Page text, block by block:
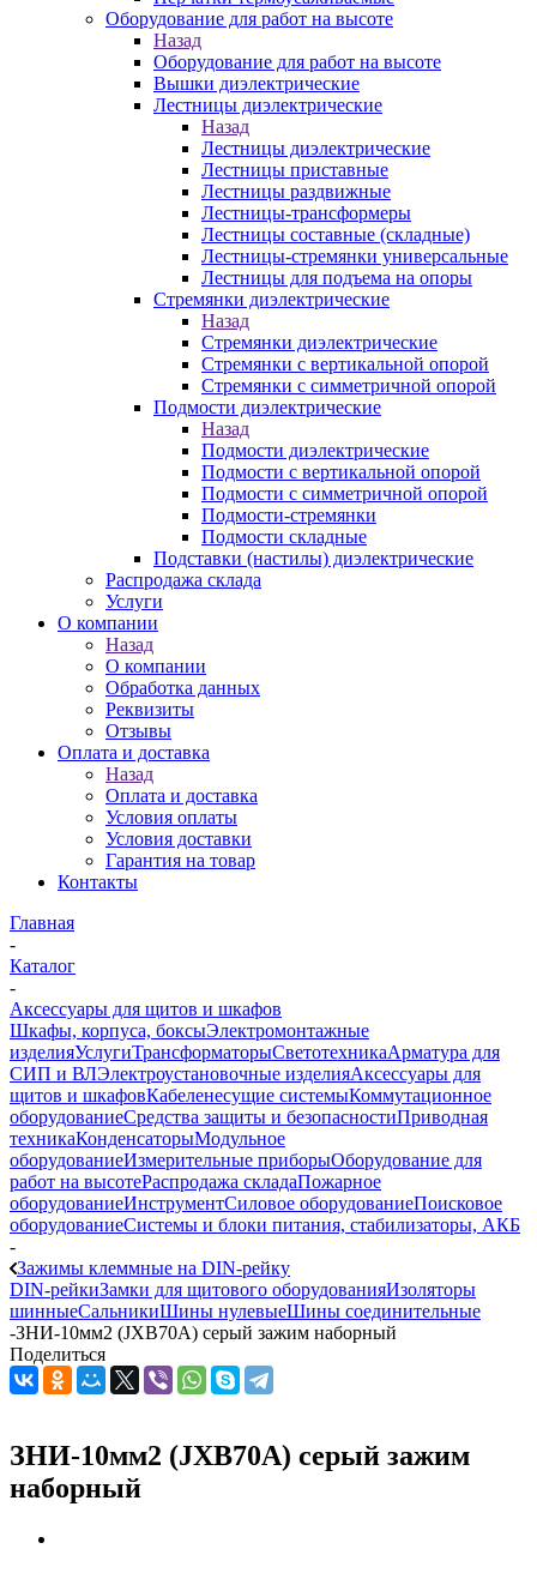
Оборудование для работ на высоте
Назад
Оборудование для работ на высоте
Вышки диэлектрические
Лестницы диэлектрические
Назад
Лестницы диэлектрические
Лестницы приставные
Лестницы раздвижные
Лестницы-трансформеры
Лестницы составные (складные)
Лестницы-стремянки универсальные
Лестницы для подъема на опоры
Стремянки диэлектрические
Назад
Стремянки диэлектрические
Стремянки с вертикальной опорой
Стремянки с симметричной опорой
Подмости диэлектрические
Назад
Подмости диэлектрические
Подмости с вертикальной опорой
Подмости с симметричной опорой
Подмости-стремянки
Подмости складные
Подставки (настилы) диэлектрические
Распродажа склада
Услуги
О компании
Назад
О компании
Обработка данных
Реквизиты
Отзывы
Оплата и доставка
Назад
Оплата и доставка
Условия оплаты
Условия доставки
Гарантия на товар
Контакты
Главная
-
Каталог
-
Аксессуары для щитов и шкафов
Шкафы, корпуса, боксыЭлектромонтажные
изделияУслугиТрансформаторыСветотехникаАрматура для
СИП и ВЛЭлектроустановочные изделияАксессуары для
щитов и шкафовКабеленесущие системыКоммутационное
оборудованиеСредства защиты и безопасностиПриводная
техникаКонденсаторыМодульное
оборудованиеИзмерительные приборыОборудование для
работ на высотеРаспродажа складаПожарное
оборудованиеИнструментСиловое оборудованиеПоисковое
оборудованиеСистемы и блоки питания, стабилизаторы, АКБ
-
Зажимы клеммные на DIN-рейку
DIN-рейкиЗамки для щитового оборудованияИзоляторы
шинныеСальникиШины нулевыеШины соединительные
-ЗНИ-10мм2 (JXB70А) серый зажим наборный
Поделиться
ЗНИ-10мм2 (JXB70А) серый зажим
наборный